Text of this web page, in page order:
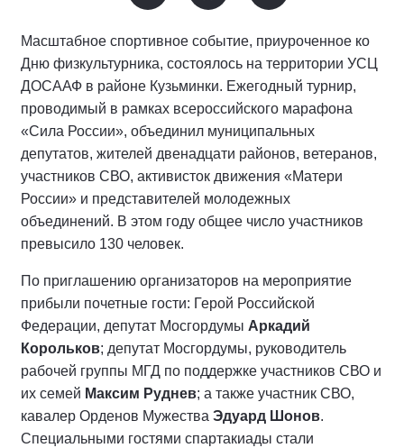
Масштабное спортивное событие, приуроченное ко
Дню физкультурника, состоялось на территории УСЦ
ДОСААФ в районе Кузьминки. Ежегодный турнир,
проводимый в рамках всероссийского марафона
«Сила России», объединил муниципальных
депутатов, жителей двенадцати районов, ветеранов,
участников СВО, активисток движения «Матери
России» и представителей молодежных
объединений. В этом году общее число участников
превысило 130 человек.
По приглашению организаторов на мероприятие
прибыли почетные гости: Герой Российской
Федерации, депутат Мосгордумы Аркадий
Корольков; депутат Мосгордумы, руководитель
рабочей группы МГД по поддержке участников СВО и
их семей Максим Руднев; а также участник СВО,
кавалер Орденов Мужества Эдуард Шонов.
Специальными гостями спартакиады стали